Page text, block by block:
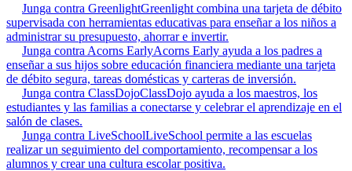
Junga contra GreenlightGreenlight combina una tarjeta de débito
supervisada con herramientas educativas para enseñar a los niños a
administrar su presupuesto, ahorrar e invertir.
Junga contra Acorns EarlyAcorns Early ayuda a los padres a
enseñar a sus hijos sobre educación financiera mediante una tarjeta
de débito segura, tareas domésticas y carteras de inversión.
Junga contra ClassDojoClassDojo ayuda a los maestros, los
estudiantes y las familias a conectarse y celebrar el aprendizaje en el
salón de clases.
Junga contra LiveSchoolLiveSchool permite a las escuelas
realizar un seguimiento del comportamiento, recompensar a los
alumnos y crear una cultura escolar positiva.